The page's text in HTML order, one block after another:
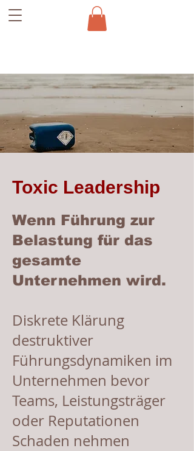
Toxic Leadership
Wenn Führung zur
Belastung für das
gesamte
Unternehmen wird.
Diskrete Klärung
destruktiver
Führungsdynamiken im
Unternehmen bevor
Teams, Leistungsträger
oder Reputationen
Schaden nehmen